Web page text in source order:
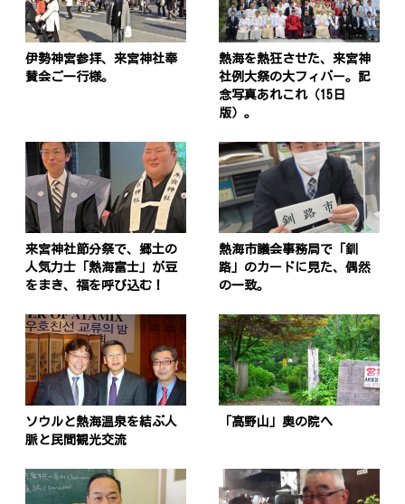
伊勢神宮参拝、来宮神社奉
賛会ご一行様。
熱海を熱狂させた、来宮神
社例大祭の大フィバー。記
念写真あれこれ（15日
版）。
来宮神社節分祭で、郷土の
人気力士「熱海富士」が豆
をまき、福を呼び込む！
熱海市議会事務局で「釧
路」のカードに見た、偶然
の一致。
ソウルと熱海温泉を結ぶ人
脈と民間観光交流
「高野山」奥の院へ